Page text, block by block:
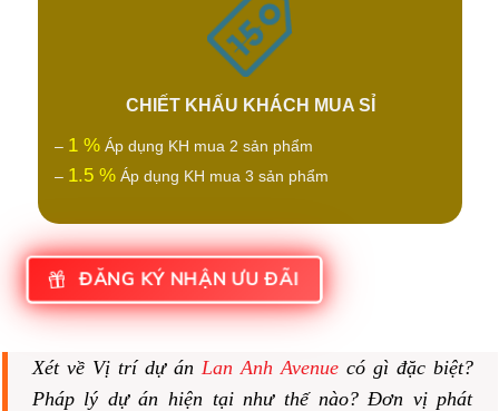
CHIẾT KHẤU KHÁCH MUA SỈ
– 1 % Áp dụng KH mua 2 sản phẩm
– 1.5 % Áp dụng KH mua 3 sản phẩm
ĐĂNG KÝ NHẬN ƯU ĐÃI
Xét về Vị trí dự án Lan Anh Avenuecó gì đặc biệt?
Pháp lý dự án hiện tại như thế nào? Đơn vị phát